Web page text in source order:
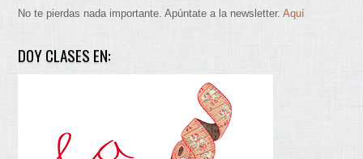
No te pierdas nada importante. Apúntate a la newsletter.Aquí
DOY CLASES EN: